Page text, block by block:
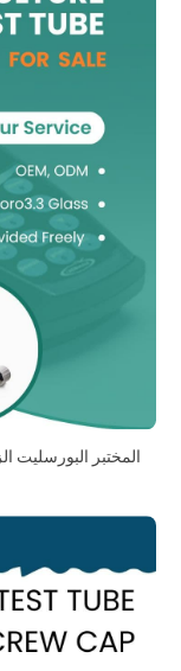
المختبر البورسليت